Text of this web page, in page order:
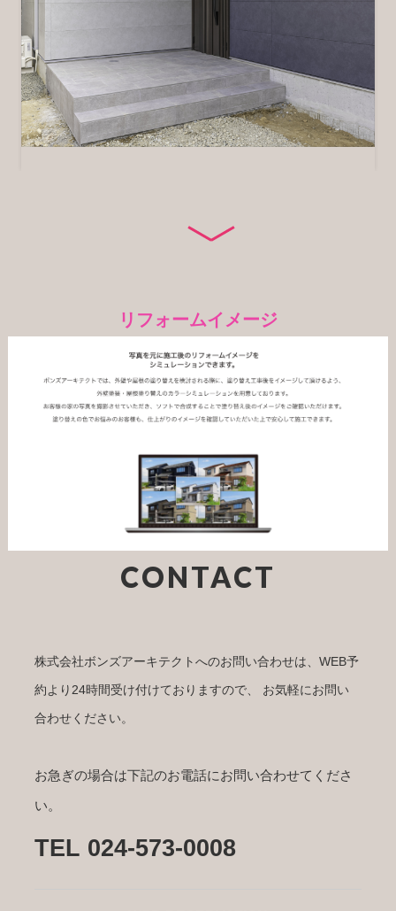
リフォームイメージ
CONTACT
株式会社ボンズアーキテクトへのお問い合わせは、WEB予
約より24時間受け付けておりますので、 お気軽にお問い
合わせください。
お急ぎの場合は下記のお電話にお問い合わせてくださ
い。
TEL 024-573-0008